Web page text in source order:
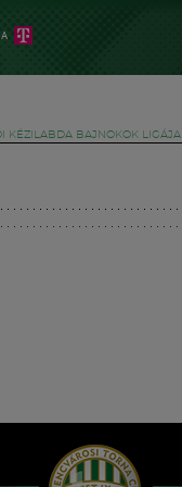
KÉZILABDA BAJNOKOK LIGÁJA